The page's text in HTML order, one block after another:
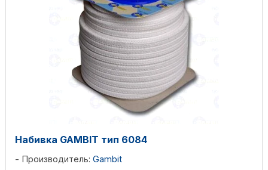
Набивка GAMBIT тип 6084
Производитель: Gambit